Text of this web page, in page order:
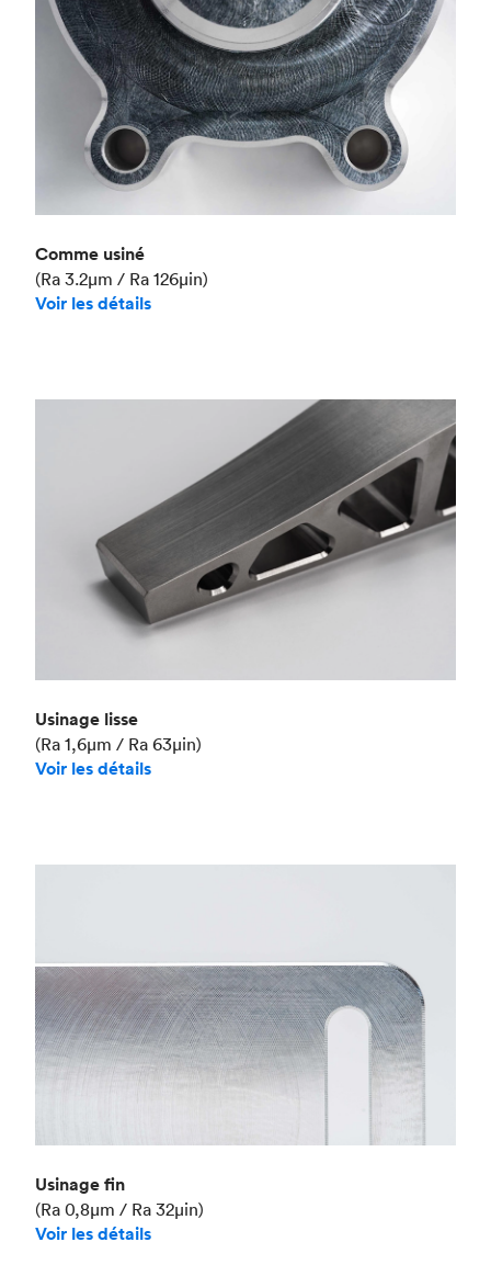
Comme usiné
(Ra 3.2μm / Ra 126μin)
Voir les détails
Usinage lisse
(Ra 1,6μm / Ra 63μin)
Voir les détails
Usinage fin
(Ra 0,8μm / Ra 32μin)
Voir les détails